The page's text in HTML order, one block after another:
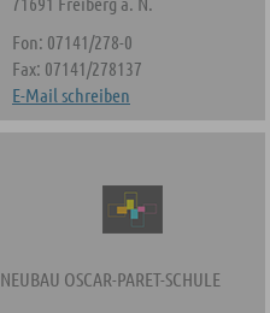
Fon: 07141/278-0
Fax: 07141/278137
E-Mail schreiben
NEUBAU OSCAR-PARET-SCHULE